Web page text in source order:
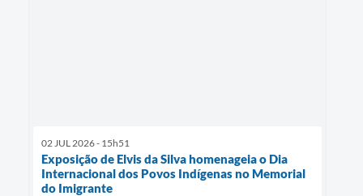
02 JUL 2026 - 15h51
Exposição de Elvis da Silva homenageia o Dia
Internacional dos Povos Indígenas no Memorial
do Imigrante